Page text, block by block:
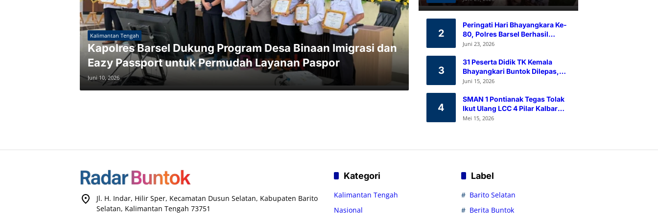
Kalimantan Tengah
Kapolres Barsel Dukung Program Desa Binaan Imigrasi dan
Eazy Passport untuk Permudah Layanan Paspor
Juni 10, 2026
Ramah Lingkungan
2
Peringati Hari Bhayangkara Ke-
80, Polres Barsel Berhasil
Himpun 80 Kantong Darah
Juni 23, 2026
3
31 Peserta Didik TK Kemala
Bhayangkari Buntok Dilepas,
Kapolres Barsel Tekankan
Juni 15, 2026
4
SMAN 1 Pontianak Tegas Tolak
Ikut Ulang LCC 4 Pilar Kalbar
2026
Mei 15, 2026
Jl. H. Indar, Hilir Sper, Kecamatan Dusun Selatan, Kabupaten Barito
Selatan, Kalimantan Tengah 73751
Kategori
Kalimantan Tengah
Nasional
Label
Barito Selatan
Berita Buntok